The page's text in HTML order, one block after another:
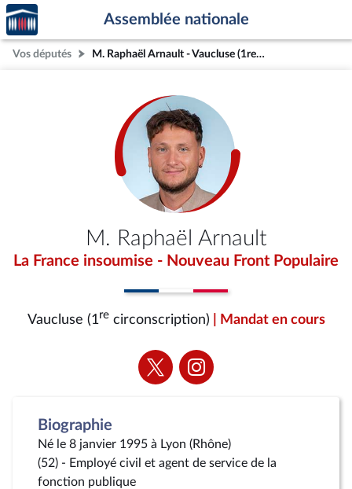
Aller au contenu
Aller en bas de la page
Accèder
à la
page
d'accueil
Assemblée nationale
Vos députés M. Raphaël Arnault - Vaucluse (1re circonscription)
M. Raphaël Arnault
La France insoumise - Nouveau Front Populaire
Vaucluse (1recirconscription) | Mandat en cours
Voir
la
Voir
la
Biographie
Né le 8 janvier 1995 à Lyon (Rhône)
(52) - Employé civil et agent de service de la
fonction publique